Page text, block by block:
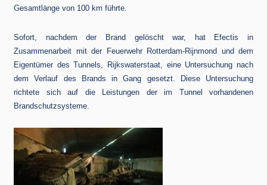
Gesamtlänge von 100 km führte.
Sofort, nachdem der Brand gelöscht war, hat Efectis in
Zusammenarbeit mit der Feuerwehr Rotterdam-Rijnmond und dem
Eigentümer des Tunnels, Rijkswaterstaat, eine Untersuchung nach
dem Verlauf des Brands in Gang gesetzt. Diese Untersuchung
richtete sich auf die Leistungen der im Tunnel vorhandenen
Brandschutzsysteme.